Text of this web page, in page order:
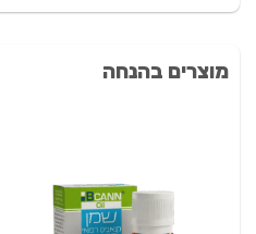
מוצרים בהנחה